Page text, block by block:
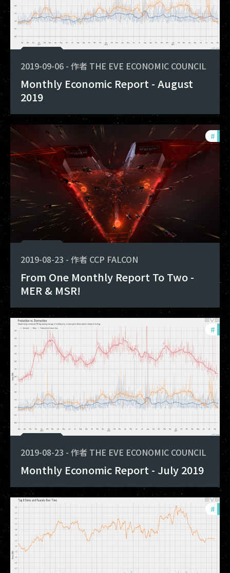
2019-09-06 - 作者 THE EVE ECONOMIC COUNCIL
Monthly Economic Report - August
2019
#
2019-08-23 - 作者 CCP FALCON
From One Monthly Report To Two -
MER & MSR!
#
2019-08-23 - 作者 THE EVE ECONOMIC COUNCIL
Monthly Economic Report - July 2019
#